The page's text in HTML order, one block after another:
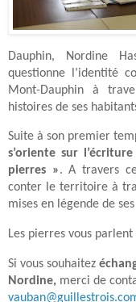
Dauphin, Nordine
questionne l’identité
Mont-Dauphin à
histoires de ses
Suite à son premier
s’oriente sur
pierres ». A travers
conter le territoire à
mises en légende de
Les pierres vous parlent
Si vous souhaitez
Nordine, merci de